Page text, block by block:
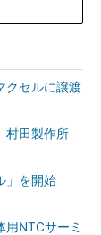
クセルに譲渡
村田製作所
」を開始
用NTCサーミ